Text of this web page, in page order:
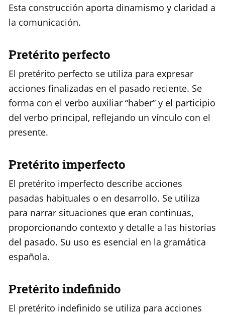
Esta construcción aporta dinamismo y claridad a
la comunicación.
Pretérito perfecto
El pretérito perfecto se utiliza para expresar
acciones finalizadas en el pasado reciente. Se
forma con el verbo auxiliar “haber” y el participio
del verbo principal, reflejando un vínculo con el
presente.
Pretérito imperfecto
El pretérito imperfecto describe acciones
pasadas habituales o en desarrollo. Se utiliza
para narrar situaciones que eran continuas,
proporcionando contexto y detalle a las historias
del pasado. Su uso es esencial en la gramática
española.
Pretérito indefinido
El pretérito indefinido se utiliza para acciones